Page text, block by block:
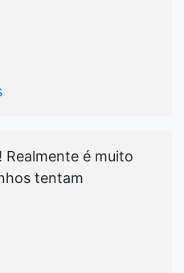
Realmente é muito
tentam